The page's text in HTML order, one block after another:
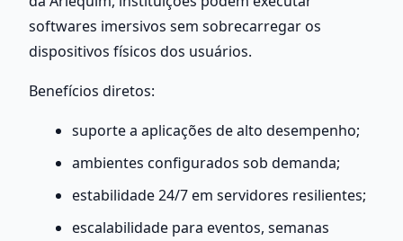
softwares imersivos sem sobrecarregar os
dispositivos físicos dos usuários.
Benefícios diretos:
suporte a aplicações de alto desempenho;
ambientes configurados sob demanda;
estabilidade 24/7 em servidores resilientes;
escalabilidade para eventos, semanas